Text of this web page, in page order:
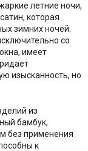
летние ночи,
которая
зимних ночей.
со
имеет
изысканность, но
из
бамбук,
без применения
к